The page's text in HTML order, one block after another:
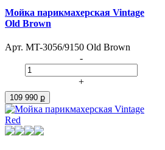
Мойка парикмахерская Vintage
Old Brown
Арт. MT-3056/9150 Old Brown
-
+
109 990 ք